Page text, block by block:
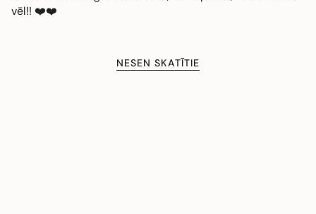
vēl!! ❤️❤️
NESEN SKATĪTIE